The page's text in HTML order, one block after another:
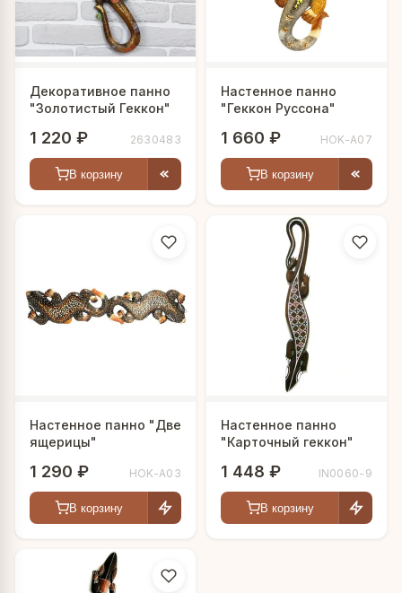
Декоративное панно
"Золотистый Геккон"
1 220 ₽ 2630483
В корзину
Настенное панно
"Геккон Руссона"
1 660 ₽ HOK-A07
В корзину
Настенное панно "Две
ящерицы"
1 290 ₽ HOK-A03
В корзину
Настенное панно
"Карточный геккон"
1 448 ₽ IN0060-9
В корзину